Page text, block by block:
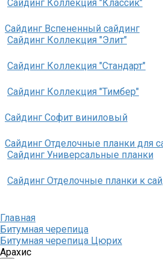
Сайдинг Коллекция "Классик"
Сайдинг Вспененный сайдинг
Сайдинг Коллекция "Элит"
Сайдинг Коллекция "Стандарт"
Сайдинг Коллекция "Тимбер"
Сайдинг Софит виниловый
Сайдинг Отделочные планки для
Сайдинг Универсальные планки
Сайдинг Отделочные планки к
Главная
Битумная черепица
Битумная черепица Цюрих
Арахис